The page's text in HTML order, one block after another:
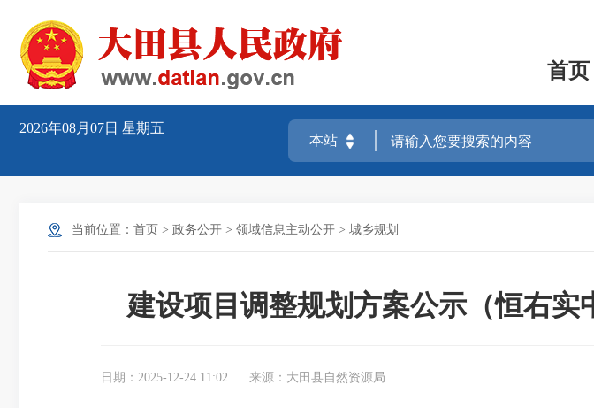
首页
2026年08月07日 星期五
当前位置： 首页 > 政务公开 > 领域信息主动公开 > 城乡规划
建设项目调整规划方案公示（恒右实
日期：2025-12-24 11:02 来源：大田县自然资源局